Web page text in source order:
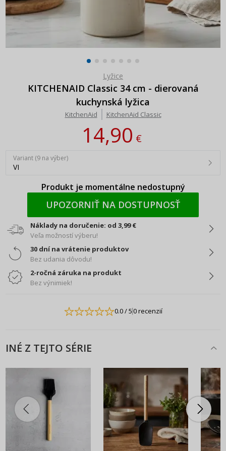
Lyžice
KITCHENAID Classic 34 cm - dierovaná
kuchynská lyžica
KitchenAid KitchenAid Classic
14,90€
Variant (9 na výber)
VI
Produkt je momentálne nedostupný
UPOZORNIŤ NA DOSTUPNOSŤ
Náklady na doručenie: od 3,99 €
Veľa možností výberu!
30 dní na vrátenie produktov
Bez udania dôvodu!
2-ročná záruka na produkt
Bez výnimiek!
0.0/ 50 recenzií
INÉ Z TEJTO SÉRIE